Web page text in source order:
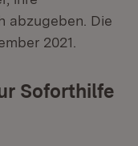
abzugeben. Die
2021.
Soforthilfe